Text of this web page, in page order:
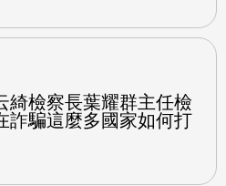
綺檢察長葉耀群主任檢
詐騙這麼多國家如何打